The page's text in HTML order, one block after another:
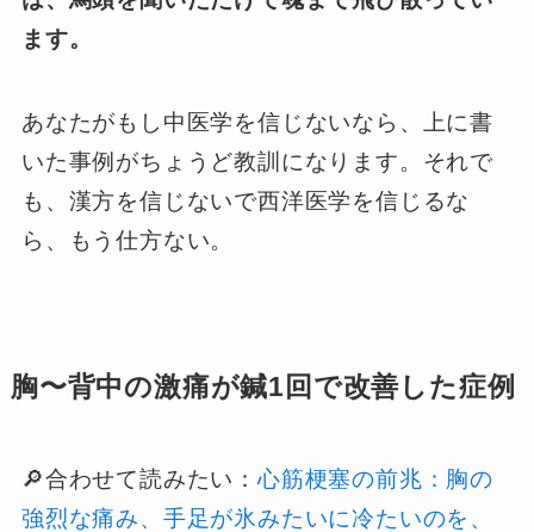
ます。
あなたがもし中医学を信じないなら、上に書
いた事例がちょうど教訓になります。それで
も、漢方を信じないで西洋医学を信じるな
ら、もう仕方ない。
胸〜背中の激痛が鍼1回で改善した症例
🔎合わせて読みたい：心筋梗塞の前兆：胸の
強烈な痛み、手足が氷みたいに冷たいのを、